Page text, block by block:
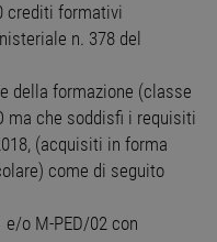
crediti formativi
n. 378 del
della formazione (classe
ma che soddisfi i requisiti
(acquisiti in forma
come di seguito
e/o M-PED/02 con